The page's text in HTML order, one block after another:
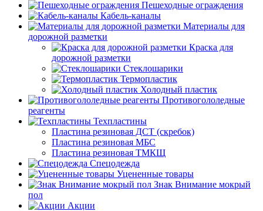
Пешеходные ограждения
Кабель-каналы
Материалы для
дорожной разметки
Краска для
дорожной разметки
Стеклошарики
Термопластик
Холодный пластик
Противогололедные
реагенты
Техпластины
Пластина резиновая ДСТ (скребок)
Пластина резиновая МБС
Пластина резиновая ТМКЩ
Спецодежда
Уцененные товары
Знак Внимание мокрый
пол
Акции